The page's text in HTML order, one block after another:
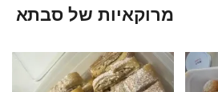
מרוקאיות של סבתא